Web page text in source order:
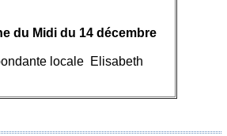
du Midi du 14 décembre
locale Elisabeth